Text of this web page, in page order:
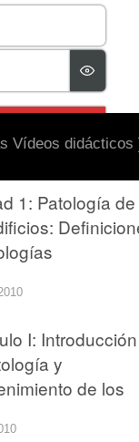
Vídeos didácticos
1: Patología de
I:
y
de los